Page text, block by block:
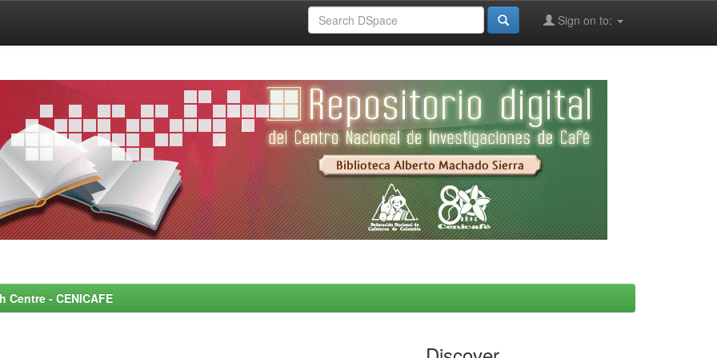
Sign on to:
- CENICAFE